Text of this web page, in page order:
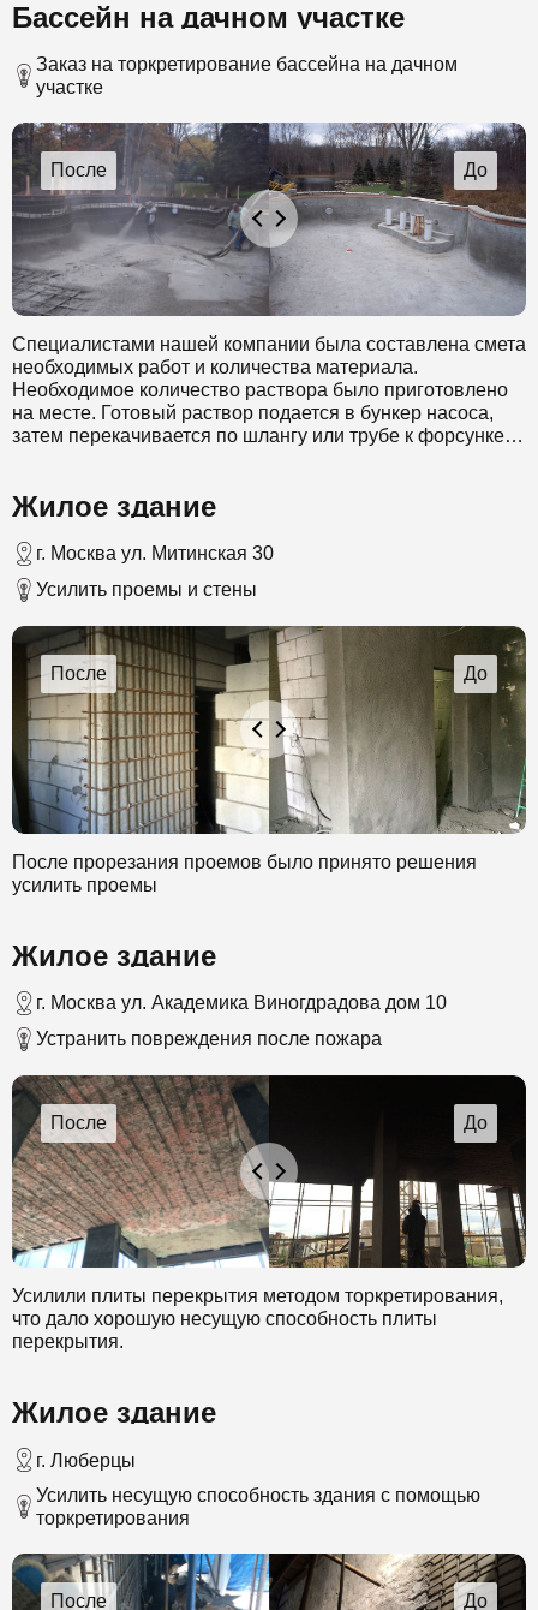
Бассейн на дачном участке
Заказ на торкретирование бассейна на дачном
участке
Специалистами нашей компании была составлена смета
необходимых работ и количества материала.
Необходимое количество раствора было приготовлено
на месте. Готовый раствор подается в бункер насоса,
затем перекачивается по шлангу или трубе к форсунке.
помощью которого происходит выбрызгивание смеси.
был создан слой бетона в 30 см.
Жилое здание
г. Москва ул. Митинская 30
Усилить проемы и стены
После прорезания проемов было принято решения
усилить проемы
Жилое здание
г. Москва ул. Академика Виногдрадова дом 10
Устранить повреждения после пожара
Усилили плиты перекрытия методом торкретирования,
что дало хорошую несущую способность плиты
перекрытия.
Жилое здание
г. Люберцы
Усилить несущую способность здания с помощью
торкретирования